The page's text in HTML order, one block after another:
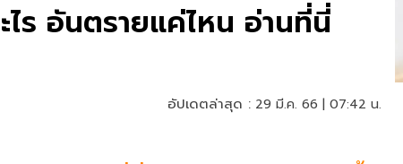
ร อันตรายแค่ไหน อ่านที่นี่
อัปเดตล่าสุด : 29 มี.ค. 66 | 07:42 น.